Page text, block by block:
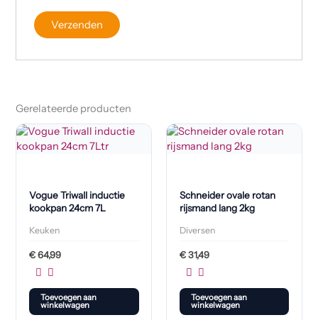
Gerelateerde producten
Vogue Triwall inductie
kookpan 24cm 7L
Keuken
€64,99
Toevoegen aan
winkelwagen
Schneider ovale rotan
rijsmand lang 2kg
Diversen
€31,49
Toevoegen aan
winkelwagen